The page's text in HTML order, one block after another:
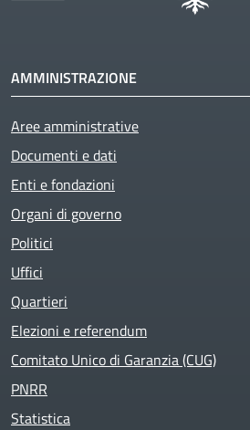
AMMINISTRAZIONE
Aree amministrative
Documenti e dati
Enti e fondazioni
Organi di governo
Politici
Uffici
Quartieri
Elezioni e referendum
Comitato Unico di Garanzia (CUG)
PNRR
Statistica